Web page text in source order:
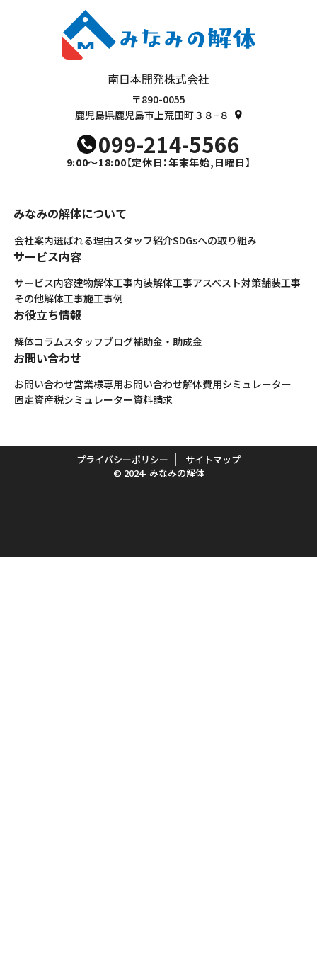
南日本開発株式会社
〒890-0055
鹿児島県鹿児島市上荒田町３８−８
099-214-5566
9:00～18:00【定休日：年末年始,日曜日】
みなみの解体について
会社案内選ばれる理由スタッフ紹介SDGsへの取り組み
サービス内容
サービス内容建物解体工事内装解体工事アスベスト対策舗装工事
その他解体工事施工事例
お役立ち情報
解体コラムスタッフブログ補助金・助成金
お問い合わせ
お問い合わせ営業様専用お問い合わせ解体費用シミュレーター
固定資産税シミュレーター資料請求
プライバシーポリシー
サイトマップ
© 2024- みなみの解体